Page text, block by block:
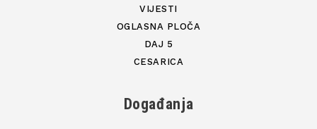
VIJESTI
OGLASNA PLOČA
DAJ 5
CESARICA
Događanja